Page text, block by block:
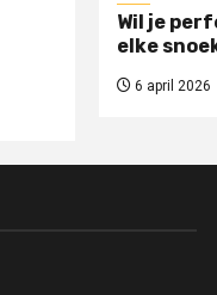
Wil je
elke
6 april 2026